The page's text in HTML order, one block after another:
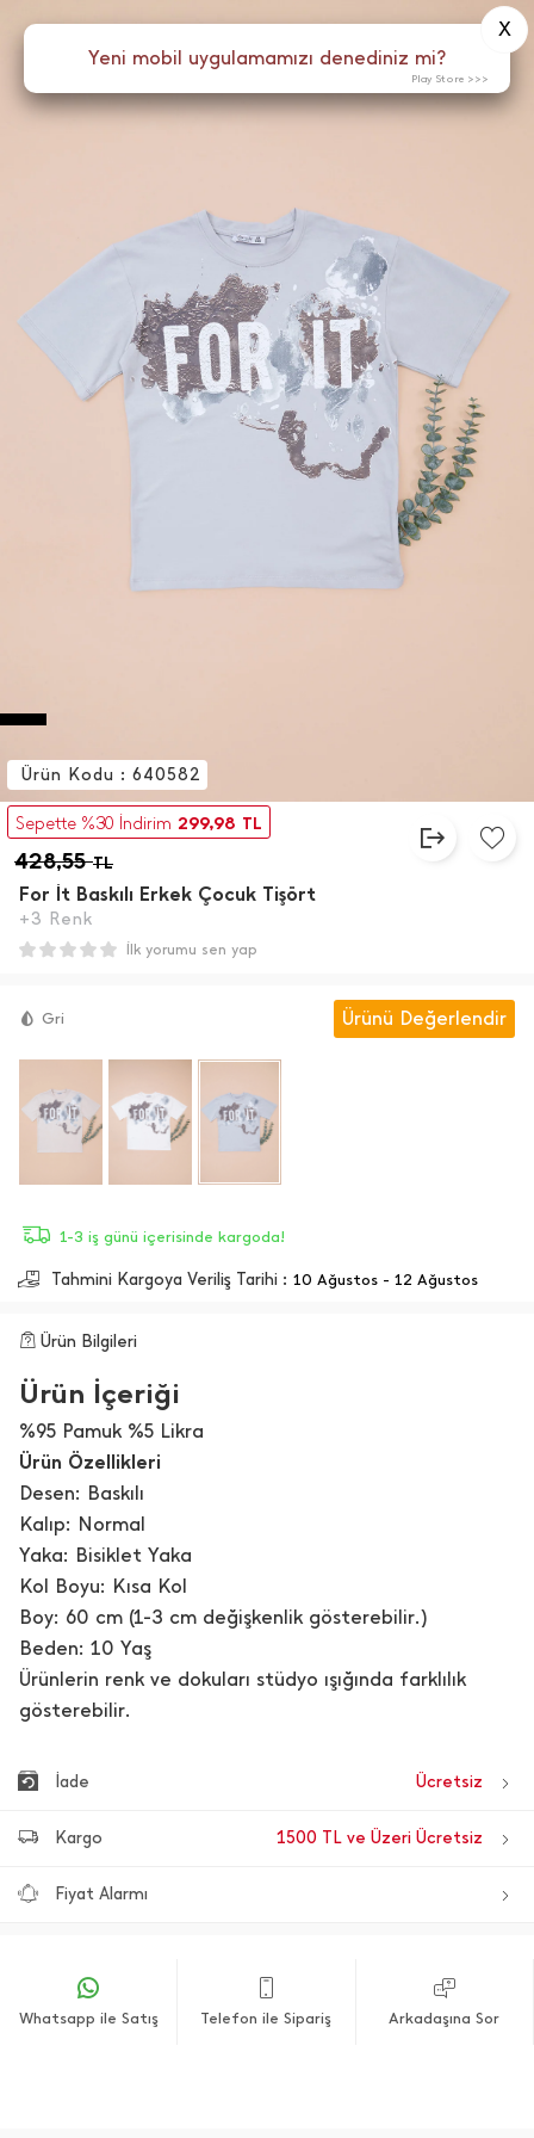
Menü
Sepette %30 İndirim 299,98 TL
428,55TL
For İ̇t Baskılı Erkek Çocuk Tişört
+3 Renk
Ürün Kodu : 640582
İlk yorumu sen yap
Gri Ürünü Değerlendir
1-3 iş günü içerisinde kargoda!
Tahmini Kargoya Veriliş Tarihi : 10 Ağustos - 12 Ağustos
Ürün Bilgileri
Ürün İçeriği
%95 Pamuk %5 Likra
Ürün Özellikleri
Desen: Baskılı
Kalıp: Normal
Yaka: Bisiklet Yaka
Kol Boyu: Kısa Kol
Boy: 60 cm (1-3 cm değişkenlik gösterebilir.)
Beden: 10 Yaş
Ürünlerin renk ve dokuları stüdyo ışığında farklılık
gösterebilir.
İade Ücretsiz
Kargo 1500 TL ve Üzeri Ücretsiz
Fiyat Alarmı
Whatsapp ile Satış Telefon ile Sipariş Arkadaşına Sor
Yeni mobil uygulamamızı denediniz mi?
X
Play Store >>>